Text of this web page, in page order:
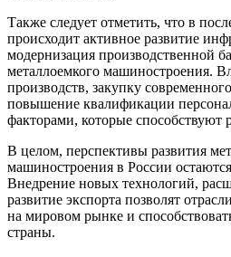
Также следует отметить, что в
происходит активное развитие
модернизация производственной
металлоемкого машиностроения.
производств, закупку
повышение квалификации
факторами, которые способствуют
В целом, перспективы развития
машиностроения в России
Внедрение новых технологий,
развитие экспорта позволят
на мировом рынке и
страны.